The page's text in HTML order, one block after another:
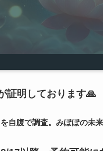
証明しております🙏
自腹で調査。みぽぽの未来